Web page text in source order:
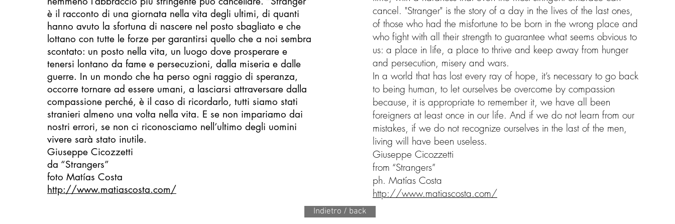
è il racconto di una giornata nella vita degli ultimi, di quanti
hanno avuto la sfortuna di nascere nel posto sbagliato e che
lottano con tutte le forze per garantirsi quello che a noi sembra
scontato: un posto nella vita, un luogo dove prosperare e
tenersi lontano da fame e persecuzioni, dalla miseria e dalle
guerre. In un mondo che ha perso ogni raggio di speranza,
occorre tornare ad essere umani, a lasciarsi attraversare dalla
compassione perché, è il caso di ricordarlo, tutti siamo stati
stranieri almeno una volta nella vita. E se non impariamo dai
nostri errori, se non ci riconosciamo nell’ultimo degli uomini
vivere sarà stato inutile.
Giuseppe Cicozzetti
da “Strangers”
foto Matías Costa
http://www.matiascosta.com/
cancel. "Stranger" is the story of a day in the lives of the last ones,
of those who had the misfortune to be born in the wrong place and
who fight with all their strength to guarantee what seems obvious to
us: a place in life, a place to thrive and keep away from hunger
and persecution, misery and wars.
In a world that has lost every ray of hope, it’s necessary to go back
to being human, to let ourselves be overcome by compassion
because, it is appropriate to remember it, we have all been
foreigners at least once in our life. And if we do not learn from our
mistakes, if we do not recognize ourselves in the last of the men,
living will have been useless.
Giuseppe Cicozzetti
from “Strangers”
ph. Matías Costa
http://www.matiascosta.com/
Indietro / back